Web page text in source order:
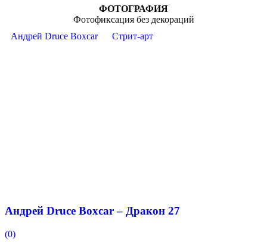
ФОТОГРАФИЯ
Фотофиксация без декораций
Андрей Druce Boxcar
Стрит-арт
Андрей Druce Boxcar – Дракон 27
(0)